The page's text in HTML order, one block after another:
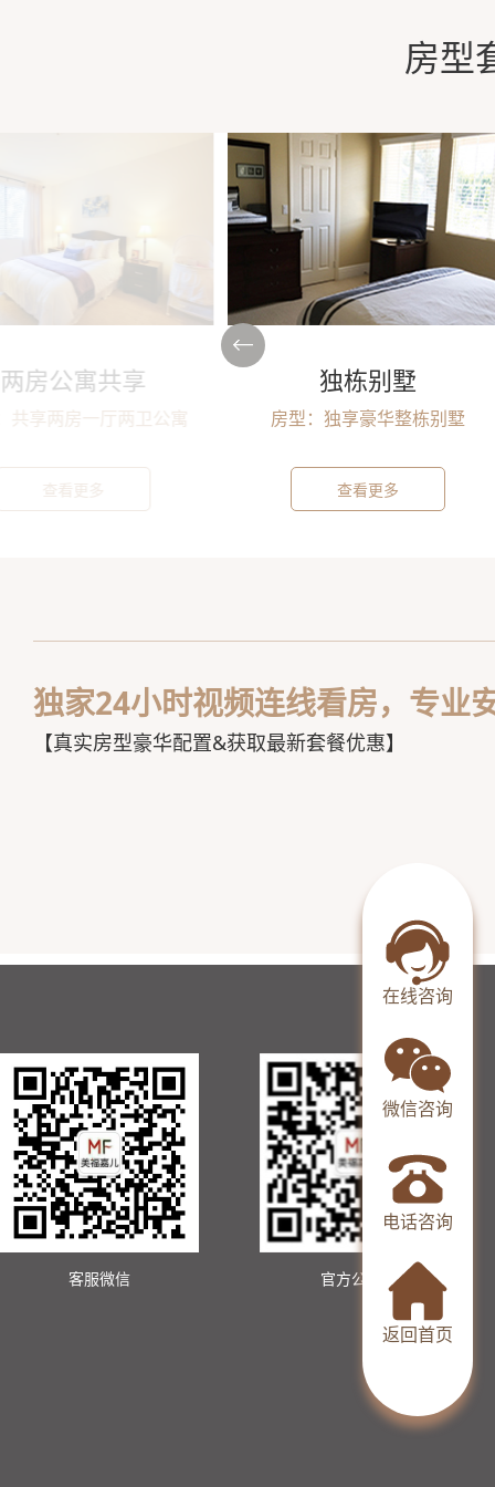
在线咨询
微信咨询
电话咨询
返回首页
房型
两房公寓共享
共享两房一厅两卫公寓
查看更多
独栋别墅
房型：独享豪华整栋别墅
查看更多
独家24小时视频连线看房，专业
心
【真实房型豪华配置&获取最新套餐优惠】
客服微信 官方公众号